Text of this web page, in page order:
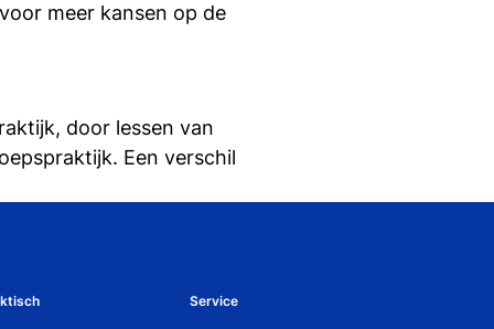
meer kansen op de
door lessen van
Een verschil
Service